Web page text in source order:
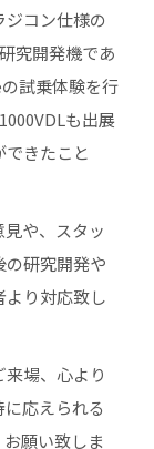
コン仕様の
究開発機であ
試乗体験を行
も出展
きたこと
や、スタッ
の研究開発や
り対応致し
場、心より
応えられる
願い致しま